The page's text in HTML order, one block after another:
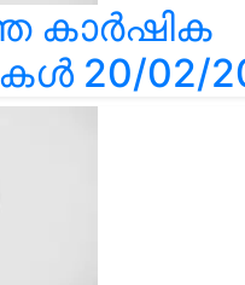
കാർഷിക
20/02/